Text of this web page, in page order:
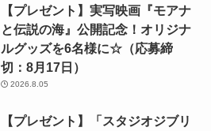
【プレゼント】実写映画『モアナ
と伝説の海』公開記念！オリジナ
ルグッズを6名様に☆（応募締
切：8月17日）
2026.8.05
【プレゼント】「スタジオジブリ